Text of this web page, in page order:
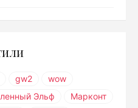
gw2
wow
Эльф Марконт